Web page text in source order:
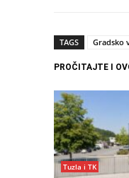
TAGS Gradsko
PROČITAJTE I
Tuzla i TK